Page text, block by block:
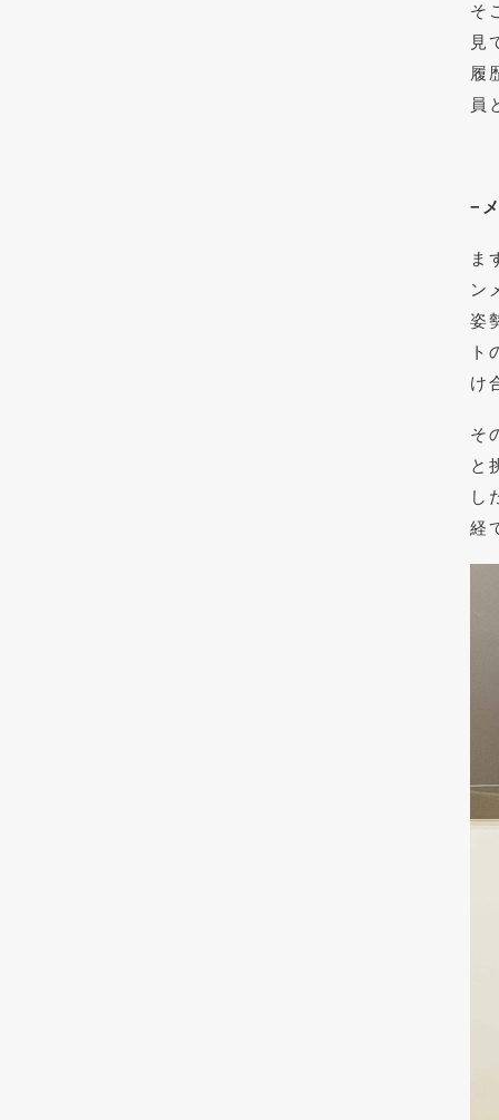
そ
見
履
員
−
ま
ン
姿
ト
け
そ
と
し
経